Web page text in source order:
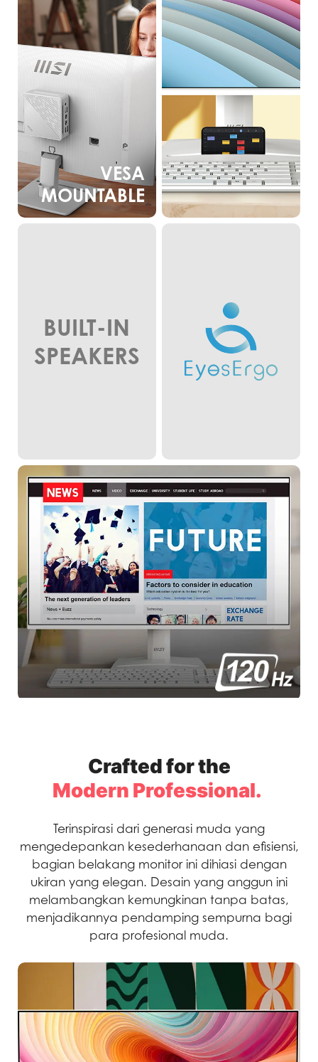
VESA
MOUNTABLE
BUILT-IN
SPEAKERS
Crafted for the
Modern Professional.
Terinspirasi dari generasi muda yang
mengedepankan kesederhanaan dan efisiensi,
bagian belakang monitor ini dihiasi dengan
ukiran yang elegan. Desain yang anggun ini
melambangkan kemungkinan tanpa batas,
menjadikannya pendamping sempurna bagi
para profesional muda.